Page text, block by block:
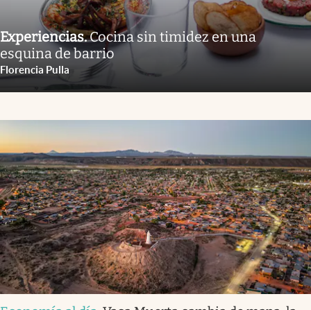
Experiencias.Cocina sin timidez en una
esquina de barrio
Florencia Pulla